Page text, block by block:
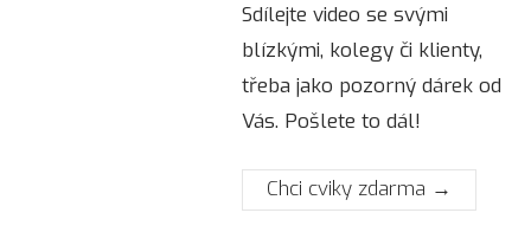
Sdílejte video se svými
blízkými, kolegy či klienty,
třeba jako pozorný dárek od
Vás. Pošlete to dál!
Chci cviky zdarma →